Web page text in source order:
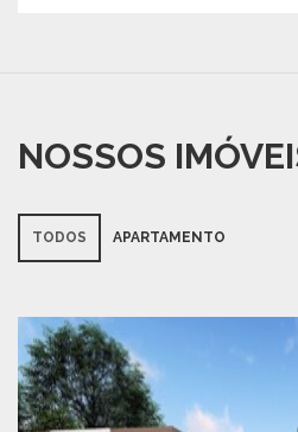
NOSSOS
TODOS APARTAMENTO